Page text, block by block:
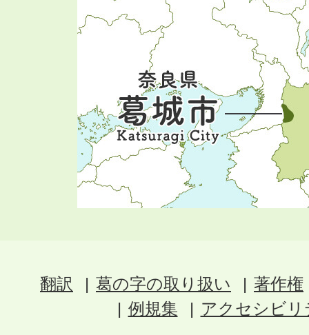
翻訳 葛の字の取り扱い
著作権
例規集
アクセシビ